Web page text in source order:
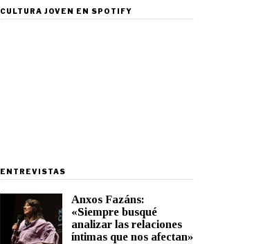
CULTURA JOVEN EN SPOTIFY
ENTREVISTAS
Anxos Fazáns:
«Siempre busqué
analizar las relaciones
íntimas que nos afectan»